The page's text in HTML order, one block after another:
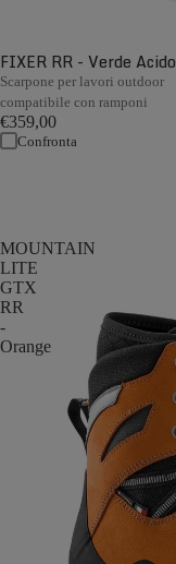
FIXER RR - Verde Acido
Scarpone per lavori outdoor
compatibile con ramponi
€359,00
Confronta
MOUNTAIN
LITE
GTX
RR
-
Orange